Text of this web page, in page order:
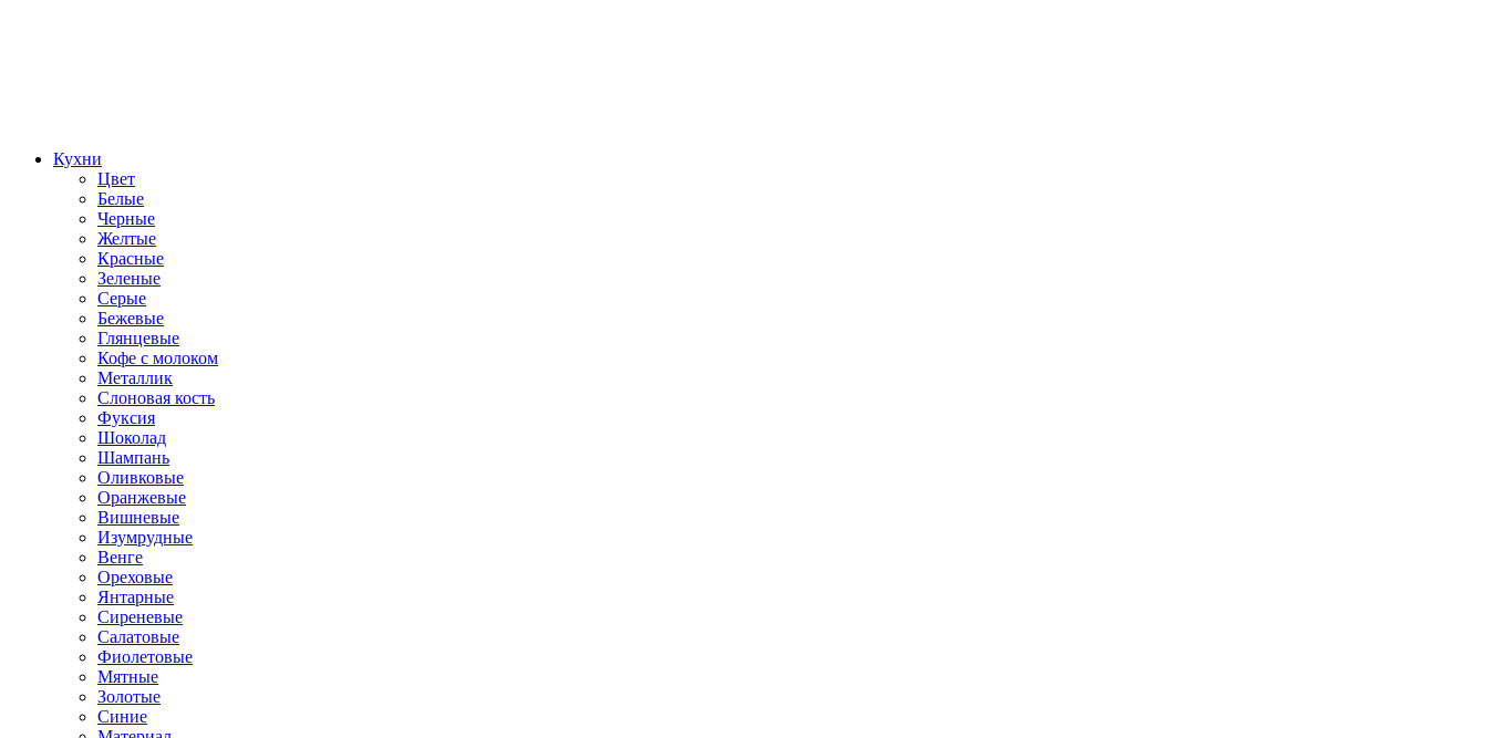
Кухни
Цвет
Белые
Черные
Желтые
Красные
Зеленые
Серые
Бежевые
Глянцевые
Кофе с молоком
Металлик
Слоновая кость
Фуксия
Шоколад
Шампань
Оливковые
Оранжевые
Вишневые
Изумрудные
Венге
Ореховые
Янтарные
Сиреневые
Салатовые
Фиолетовые
Мятные
Золотые
Синие